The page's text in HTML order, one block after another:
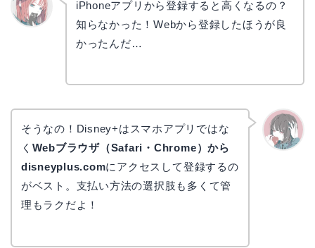
iPhoneアプリから登録すると高くなるの？
知らなかった！Webから登録したほうが良
かったんだ…
そうなの！Disney+はスマホアプリではな
く Webブラウザ（Safari・Chrome）から
disneyplus.comにアクセスして登録するの
がベスト。支払い方法の選択肢も多くて管
理もラクだよ！